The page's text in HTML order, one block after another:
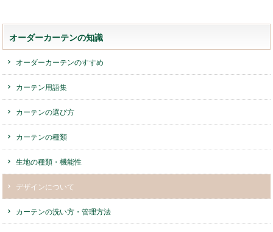
オーダーカーテンの知識
オーダーカーテンのすすめ
カーテン用語集
カーテンの選び方
カーテンの種類
生地の種類・機能性
デザインについて
カーテンの洗い方・管理方法